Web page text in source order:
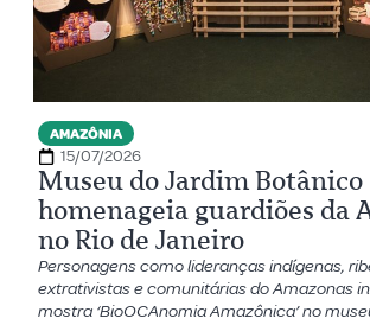
AMAZÔNIA
15/07/2026
Museu do Jardim Botânico
homenageia guardiões da
no Rio de Janeiro
Personagens como lideranças indígenas,
extrativistas e comunitárias do Amazonas
mostra ‘BioOCAnomia Amazônica’ no